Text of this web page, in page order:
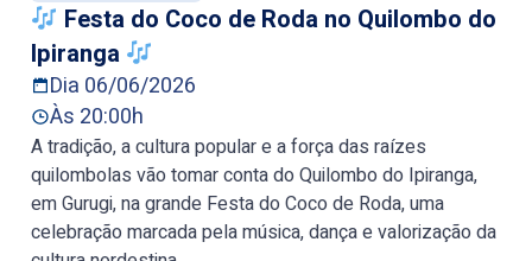
Festa do Coco de Roda no Quilombo do
Ipiranga
Dia 06/06/2026
Às 20:00h
A tradição, a cultura popular e a força das raízes
quilombolas vão tomar conta do Quilombo do Ipiranga,
em Gurugi, na grande Festa do Coco de Roda, uma
celebração marcada pela música, dança e valorização da